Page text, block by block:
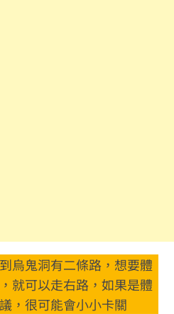
烏鬼洞有二條路，想要體
就可以走右路，如果是體
，很可能會小小卡關